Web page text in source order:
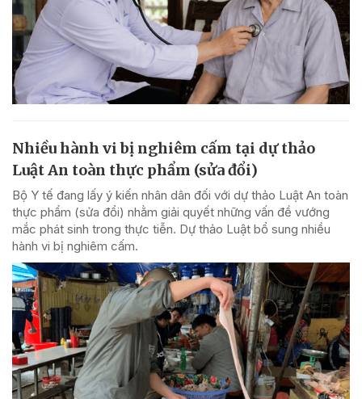
Nhiều hành vi bị nghiêm cấm tại dự thảo
Luật An toàn thực phẩm (sửa đổi)
Bộ Y tế đang lấy ý kiến nhân dân đối với dự thảo Luật An toàn
thực phẩm (sửa đổi) nhằm giải quyết những vấn đề vướng
mắc phát sinh trong thực tiễn. Dự thảo Luật bổ sung nhiều
hành vi bị nghiêm cấm.